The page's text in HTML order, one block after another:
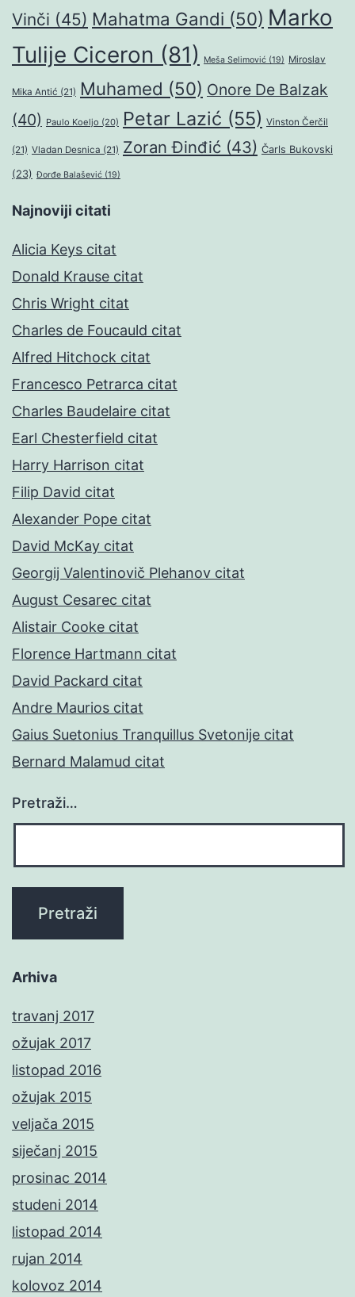
Vinči (45) Mahatma Gandi (50) Marko
Tulije Ciceron (81) Meša Selimović (19) Miroslav
Mika Antić (21) Muhamed (50) Onore De Balzak
(40) Paulo Koeljo (20) Petar Lazić (55) Vinston Čerčil
(21) Vladan Desnica (21) Zoran Đinđić (43) Čarls Bukovski
(23) Đorđe Balašević (19)
Najnoviji citati
Alicia Keys citat
Donald Krause citat
Chris Wright citat
Charles de Foucauld citat
Alfred Hitchock citat
Francesco Petrarca citat
Charles Baudelaire citat
Earl Chesterfield citat
Harry Harrison citat
Filip David citat
Alexander Pope citat
David McKay citat
Georgij Valentinovič Plehanov citat
August Cesarec citat
Alistair Cooke citat
Florence Hartmann citat
David Packard citat
Andre Maurios citat
Gaius Suetonius Tranquillus Svetonije citat
Bernard Malamud citat
Pretraži…
Arhiva
travanj 2017
ožujak 2017
listopad 2016
ožujak 2015
veljača 2015
siječanj 2015
prosinac 2014
studeni 2014
listopad 2014
rujan 2014
kolovoz 2014